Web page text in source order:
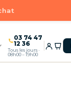
03 74 47
12 36
Tous les jours ·
08h00 – 19h00